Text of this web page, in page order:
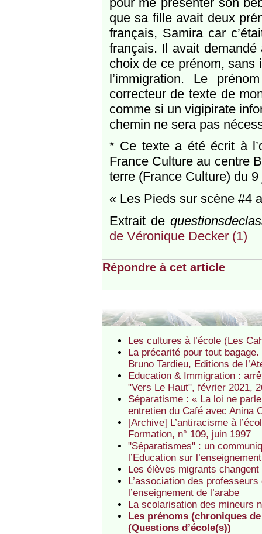
que sa fille avait deux
français, Samira car
français. Il avait
choix de ce prénom, sans
l’immigration. Le
correcteur de texte de
comme si un vigipirate
chemin ne sera pas
* Ce texte a été écrit à
France Culture au centre
terre (France Culture) du
« Les Pieds sur scène #4
Extrait de
de Véronique Decker (1)
Répondre à cet article
Les cultures à l’école (Les
La précarité pour tout
Bruno Tardieu, Editions de
Education & Immigration :
"Vers Le Haut", février 2021,
Séparatisme : « La loi ne
entretien du Café avec Anina
[Archive] L’antiracisme à
Formation, n° 109, juin 1997
"Séparatismes" : un
l’Education sur
Les élèves migrants
L’association des
l’enseignement de l’arabe
La scolarisation des mineurs
Les prénoms (chroniques
(Questions d’école(s))